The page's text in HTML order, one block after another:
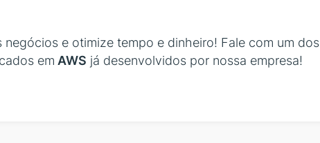
e otimize tempo e dinheiro! Fale com um dos
em AWS já desenvolvidos por nossa empresa!